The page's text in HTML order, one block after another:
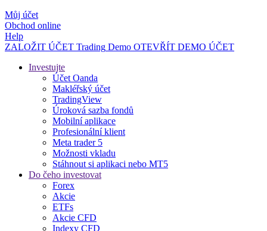
Můj účet
Obchod online
Help
ZALOŽIT ÚČET Trading Demo OTEVŘÍT DEMO ÚČET
Investujte
Účet Oanda
Makléřský účet
TradingView
Úroková sazba fondů
Mobilní aplikace
Profesionální klient
Meta trader 5
Možnosti vkladu
Stáhnout si aplikaci nebo MT5
Do čeho investovat
Forex
Akcie
ETFs
Akcie CFD
Indexy CFD